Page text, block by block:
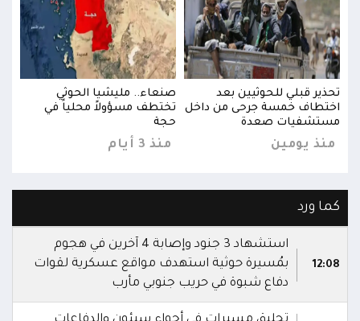
تحذير قبلي للحوثيين بعد
اختطاف خمسة جرحى من داخل
مستشفيات صعدة
منذ يومين
صنعاء.. مليشيا الحوثي
تختطف مسؤولاً محلياً في
حجة
منذ 3 أيام
كما ورد
12:08
استشهاد 3 جنود وإصابة 4 آخرين في هجوم
بمُسيرة حوثية استهدف مواقع عسكرية لقوات
دفاع شبوة في حريب جنوبي مأرب